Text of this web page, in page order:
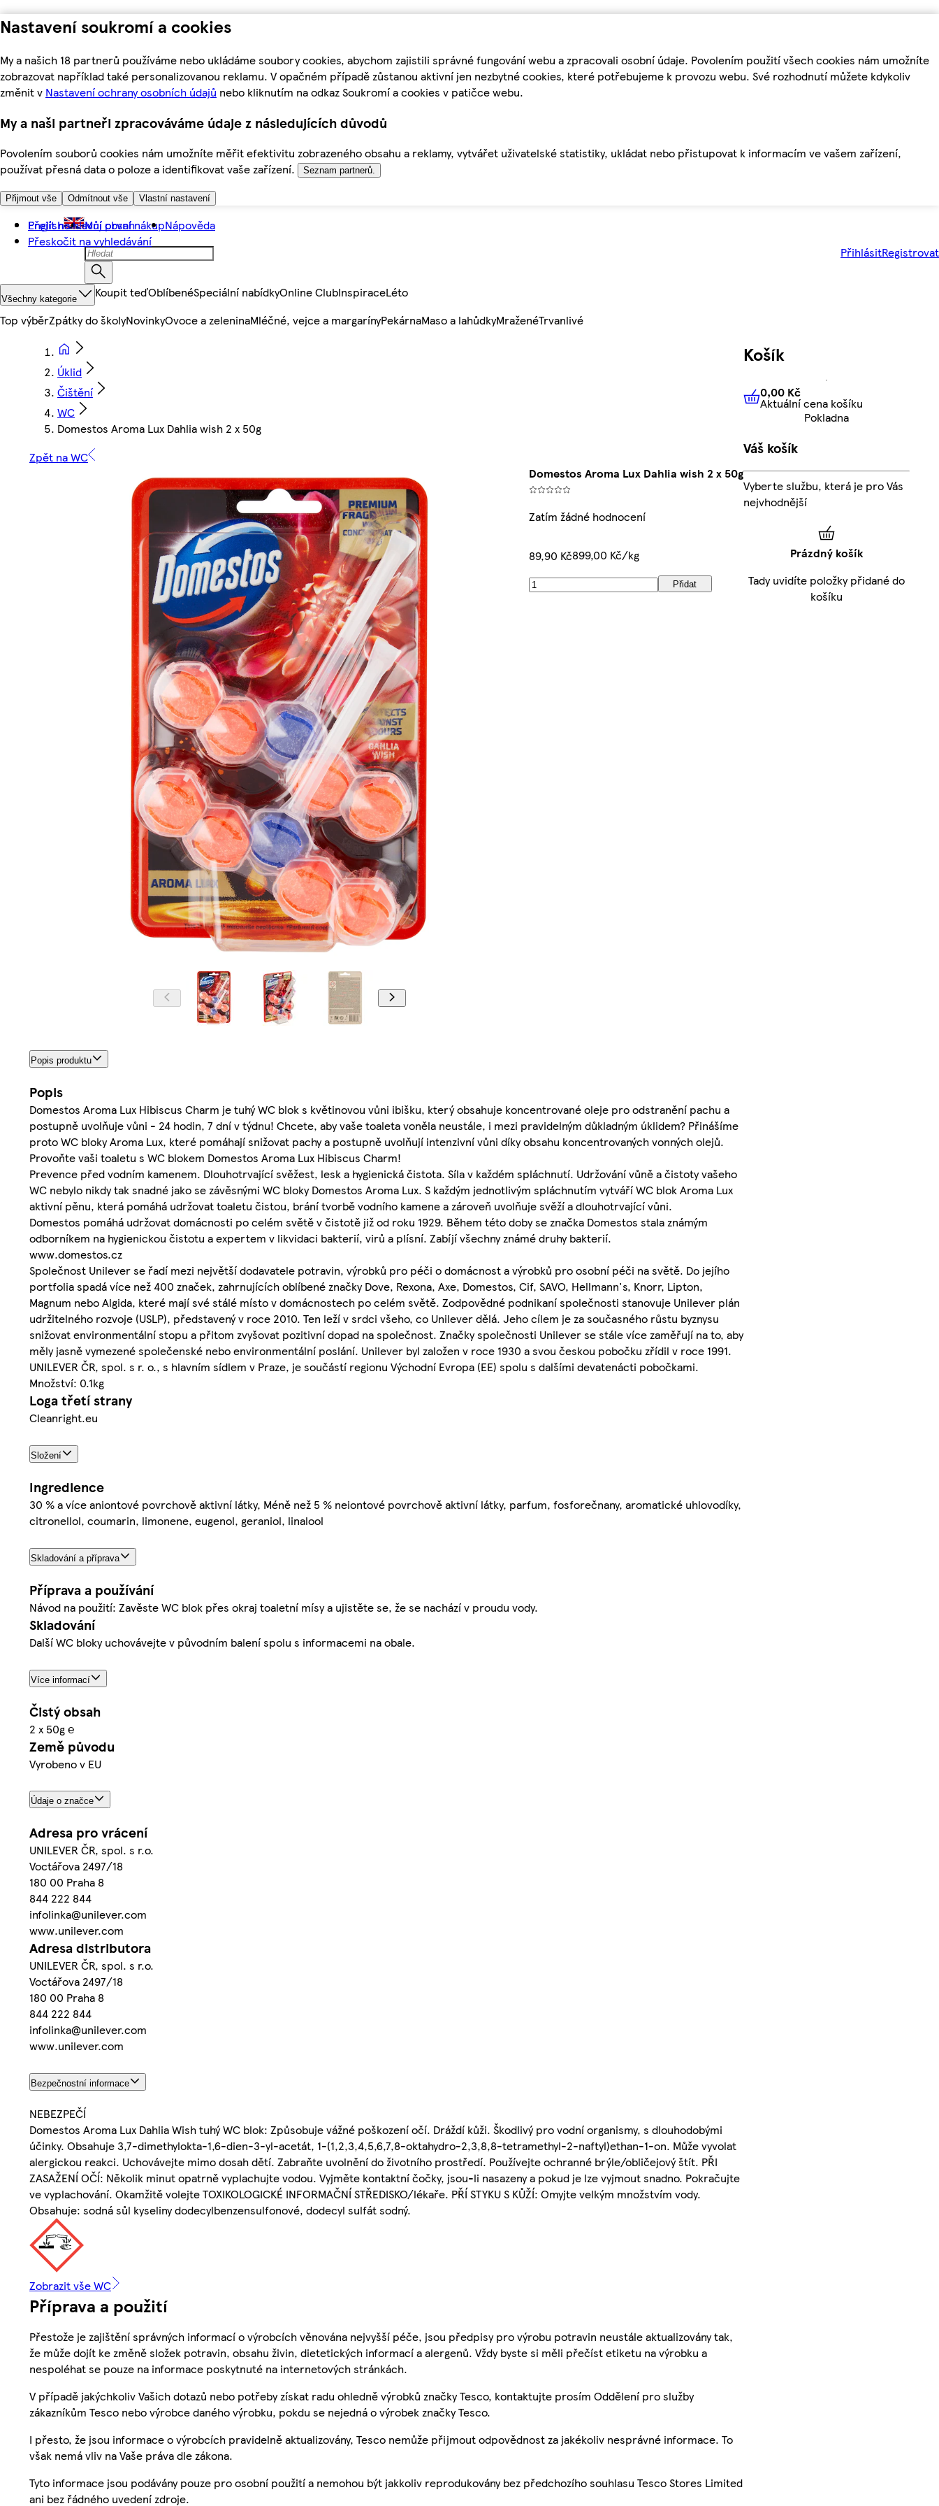
Nastavení soukromí a cookies
My a našich 18 partnerů používáme nebo ukládáme soubory cookies, abychom zajistili správné fungování webu a zpracovali osobní údaje. Povolením použití všech cookies nám umožníte
zobrazovat například také personalizovanou reklamu. V opačném případě zůstanou aktivní jen nezbytné cookies, které potřebujeme k provozu webu. Své rozhodnutí můžete kdykoliv
změnit v Nastavení ochrany osobních údajů nebo kliknutím na odkaz Soukromí a cookies v patičce webu.
My a naši partneři zpracováváme údaje z následujících důvodů
Povolením souborů cookies nám umožníte měřit efektivitu zobrazeného obsahu a reklamy, vytvářet uživatelské statistiky, ukládat nebo přistupovat k informacím ve vašem zařízení,
používat přesná data o poloze a identifikovat vaše zařízení.
Seznam partnerů.
Přijmout vše Odmítnout vše Vlastní nastavení
Přejít na hlavní obsah
Přeskočit na vyhledávání
English Můj první nákupNápověda
PřihlásitRegistrovat
Všechny kategorie Koupit teďOblíbenéSpeciální nabídkyOnline ClubInspiraceLéto
Top výběrZpátky do školyNovinkyOvoce a zeleninaMléčné, vejce a margarínyPekárnaMaso a lahůdkyMraženéTrvanlivé
Úklid
Čištění
WC
Domestos Aroma Lux Dahlia wish 2 x 50g
Zpět na WC
Domestos Aroma Lux Dahlia wish 2 x 50g
Zatím žádné hodnocení
89,90 Kč899,00 Kč/kg
Přidat
Popis produktu
Popis
Domestos Aroma Lux Hibiscus Charm je tuhý WC blok s květinovou vůni ibišku, který obsahuje koncentrované oleje pro odstranění pachu a
postupně uvolňuje vůni - 24 hodin, 7 dní v týdnu! Chcete, aby vaše toaleta voněla neustále, i mezi pravidelným důkladným úklidem? Přinášíme
proto WC bloky Aroma Lux, které pomáhají snižovat pachy a postupně uvolňují intenzivní vůni díky obsahu koncentrovaných vonných olejů.
Provoňte vaši toaletu s WC blokem Domestos Aroma Lux Hibiscus Charm!
Prevence před vodním kamenem. Dlouhotrvající svěžest, lesk a hygienická čistota. Síla v každém spláchnutí. Udržování vůně a čistoty vašeho
WC nebylo nikdy tak snadné jako se závěsnými WC bloky Domestos Aroma Lux. S každým jednotlivým spláchnutím vytváří WC blok Aroma Lux
aktivní pěnu, která pomáhá udržovat toaletu čistou, brání tvorbě vodního kamene a zároveň uvolňuje svěží a dlouhotrvající vůni.
Domestos pomáhá udržovat domácnosti po celém světě v čistotě již od roku 1929. Během této doby se značka Domestos stala známým
odborníkem na hygienickou čistotu a expertem v likvidaci bakterií, virů a plísní. Zabíjí všechny známé druhy bakterií.
www.domestos.cz
Společnost Unilever se řadí mezi největší dodavatele potravin, výrobků pro péči o domácnost a výrobků pro osobní péči na světě. Do jejího
portfolia spadá více než 400 značek, zahrnujících oblíbené značky Dove, Rexona, Axe, Domestos, Cif, SAVO, Hellmann's, Knorr, Lipton,
Magnum nebo Algida, které mají své stálé místo v domácnostech po celém světě. Zodpovědné podnikaní společnosti stanovuje Unilever plán
udržitelného rozvoje (USLP), představený v roce 2010. Ten leží v srdci všeho, co Unilever dělá. Jeho cílem je za současného růstu byznysu
snižovat environmentální stopu a přitom zvyšovat pozitivní dopad na společnost. Značky společnosti Unilever se stále více zaměřují na to, aby
měly jasně vymezené společenské nebo environmentální poslání. Unilever byl založen v roce 1930 a svou českou pobočku zřídil v roce 1991.
UNILEVER ČR, spol. s r. o., s hlavním sídlem v Praze, je součástí regionu Východní Evropa (EE) spolu s dalšími devatenácti pobočkami.
Množství: 0.1kg
Loga třetí strany
Cleanright.eu
Složení
Ingredience
30 % a více aniontové povrchově aktivní látky, Méně než 5 % neiontové povrchově aktivní látky, parfum, fosforečnany, aromatické uhlovodíky,
citronellol, coumarin, limonene, eugenol, geraniol, linalool
Skladování a příprava
Příprava a používání
Návod na použití: Zavěste WC blok přes okraj toaletní mísy a ujistěte se, že se nachází v proudu vody.
Skladování
Další WC bloky uchovávejte v původním balení spolu s informacemi na obale.
Více informací
Čistý obsah
2 x 50g ℮
Země původu
Vyrobeno v EU
Údaje o značce
Adresa pro vrácení
UNILEVER ČR, spol. s r.o.
Voctářova 2497/18
180 00 Praha 8
844 222 844
infolinka@unilever.com
www.unilever.com
Adresa distributora
UNILEVER ČR, spol. s r.o.
Voctářova 2497/18
180 00 Praha 8
844 222 844
infolinka@unilever.com
www.unilever.com
Bezpečnostní informace
NEBEZPEČÍ
Domestos Aroma Lux Dahlia Wish tuhý WC blok: Způsobuje vážné poškození očí. Dráždí kůži. Škodlivý pro vodní organismy, s dlouhodobými
účinky. Obsahuje 3,7-dimethylokta-1,6-dien-3-yl-acetát, 1-(1,2,3,4,5,6,7,8-oktahydro-2,3,8,8-tetramethyl-2-naftyl)ethan-1-on. Může vyvolat
alergickou reakci. Uchovávejte mimo dosah dětí. Zabraňte uvolnění do životního prostředí. Používejte ochranné brýle/obličejový štít. PŘI
ZASAŽENÍ OČÍ: Několik minut opatrně vyplachujte vodou. Vyjměte kontaktní čočky, jsou-li nasazeny a pokud je lze vyjmout snadno. Pokračujte
ve vyplachování. Okamžitě volejte TOXIKOLOGICKÉ INFORMAČNÍ STŘEDISKO/lékaře. PŘÍ STYKU S KŮŽÍ: Omyjte velkým množstvím vody.
Obsahuje: sodná sůl kyseliny dodecylbenzensulfonové, dodecyl sulfát sodný.
Zobrazit vše WC
Příprava a použití
Přestože je zajištění správných informací o výrobcích věnována nejvyšší péče, jsou předpisy pro výrobu potravin neustále aktualizovány tak,
že může dojít ke změně složek potravin, obsahu živin, dietetických informací a alergenů. Vždy byste si měli přečíst etiketu na výrobku a
nespoléhat se pouze na informace poskytnuté na internetových stránkách.
V případě jakýchkoliv Vašich dotazů nebo potřeby získat radu ohledně výrobků značky Tesco, kontaktujte prosím Oddělení pro služby
zákazníkům Tesco nebo výrobce daného výrobku, pokdu se nejedná o výrobek značky Tesco.
I přesto, že jsou informace o výrobcích pravidelně aktualizovány, Tesco nemůže přijmout odpovědnost za jakékoliv nesprávné informace. To
však nemá vliv na Vaše práva dle zákona.
Tyto informace jsou podávány pouze pro osobní použití a nemohou být jakkoliv reprodukovány bez předchozího souhlasu Tesco Stores Limited
ani bez řádného uvedení zdroje.
Košík
0,00 KčAktuální cena košíku
0,00 Kč
Aktuální cena košíku
Pokladna
Váš košík
Vyberte službu, která je pro Vás
nejvhodnější
Prázdný košík
Tady uvidíte položky přidané do
košíku